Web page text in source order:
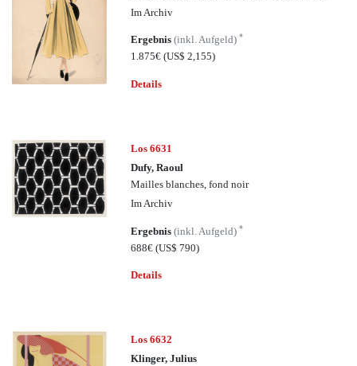
Im Archiv
Ergebnis(inkl. Aufgeld)*
1.875€(US$ 2,155)
Details
Los 6631
Dufy, Raoul
Mailles blanches, fond noir
Im Archiv
Ergebnis(inkl. Aufgeld)*
688€(US$ 790)
Details
Los 6632
Klinger, Julius